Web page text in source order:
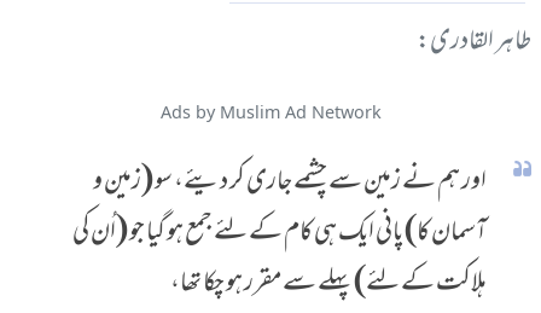
طاہر القادری:
Ads by Muslim Ad Network
اور ہم نے زمین سے چشمے جاری کر دیئے، سو (زمین و
آسمان کا) پانی ایک ہی کام کے لئے جمع ہو گیا جو (اُن کی
ہلاکت کے لئے) پہلے سے مقرر ہو چکا تھا،